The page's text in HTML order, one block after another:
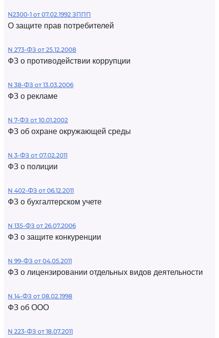
N2300-1 от 07.02.1992 ЗППП
О защите прав потребителей
N 273-ФЗ от 25.12.2008
ФЗ о противодействии коррупции
N 38-ФЗ от 13.03.2006
ФЗ о рекламе
N 7-ФЗ от 10.01.2002
ФЗ об охране окружающей среды
N 3-ФЗ от 07.02.2011
ФЗ о полиции
N 402-ФЗ от 06.12.2011
ФЗ о бухгалтерском учете
N 135-ФЗ от 26.07.2006
ФЗ о защите конкуренции
N 99-ФЗ от 04.05.2011
ФЗ о лицензировании отдельных видов деятельности
N 14-ФЗ от 08.02.1998
ФЗ об ООО
N 223-ФЗ от 18.07.2011